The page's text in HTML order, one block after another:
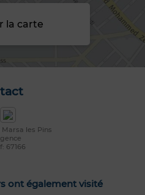
la carte
Marsa les Pins
67166
ont également visité